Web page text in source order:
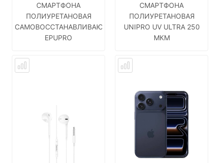
СМАРТФОНА
ПОЛИУРЕТАНОВАЯ
САМОВОССТАНАВЛИВАЮЩАЯСЯ
EPUPRO
СМАРТФОНА
ПОЛИУРЕТАНОВАЯ
UNIPRO UV ULTRA 250
МКМ